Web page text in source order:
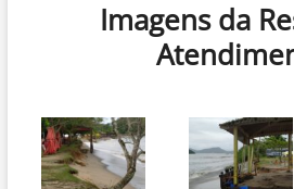
Imagens da